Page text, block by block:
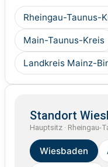
Rheingau-Taunus-
Main-Taunus-Kreis
Landkreis Mainz-
Standort
Hauptsitz · Rheingau-
Wiesbaden